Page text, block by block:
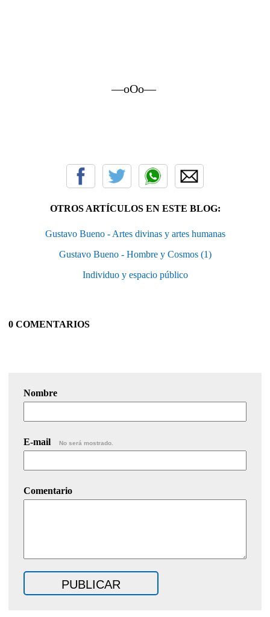
—oOo—
OTROS ARTÍCULOS EN ESTE BLOG:
Gustavo Bueno - Artes divinas y artes humanas
Gustavo Bueno - Hombre y Cosmos (1)
Individuo y espacio público
0 COMENTARIOS
Nombre
E-mail No será mostrado.
Comentario